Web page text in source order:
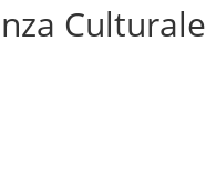
Culturale